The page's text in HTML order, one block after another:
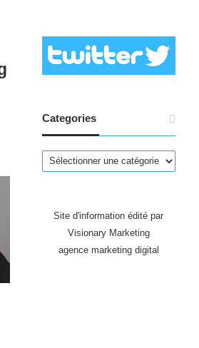
Categories
Categories
Site d'information édité par
Visionary Marketing
agence marketing digital